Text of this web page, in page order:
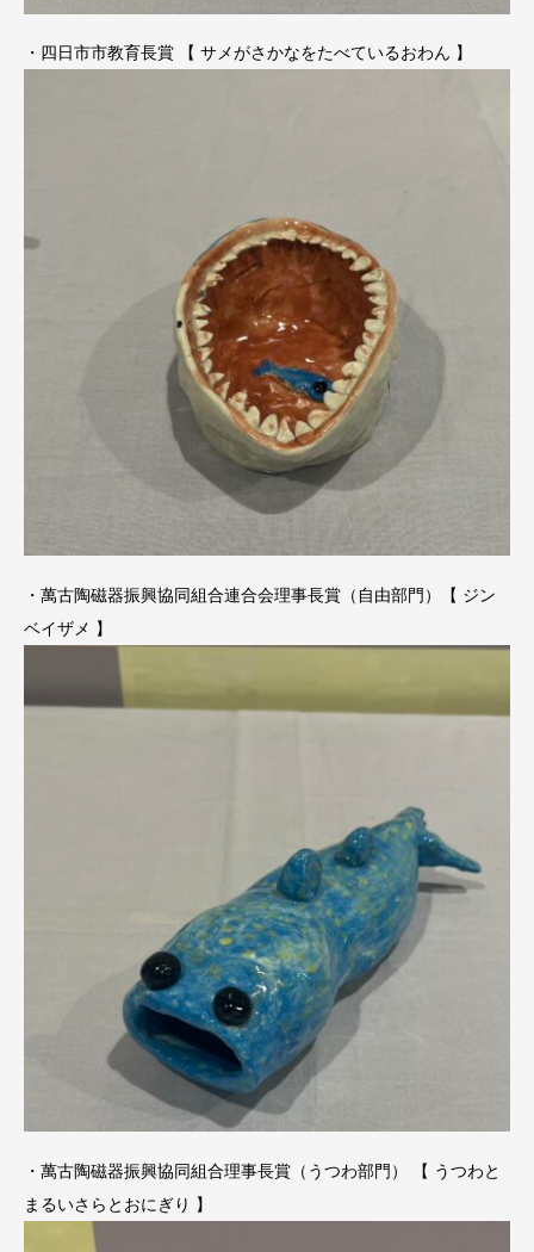
・四日市市教育長賞 【 サメがさかなをたべているおわん 】
・萬古陶磁器振興協同組合連合会理事長賞（自由部門）【 ジン
ベイザメ 】
・萬古陶磁器振興協同組合理事長賞（うつわ部門） 【 うつわと
まるいさらとおにぎり 】